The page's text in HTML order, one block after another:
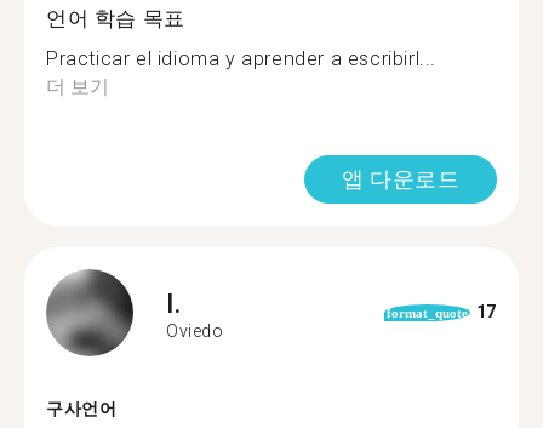
언어 학습 목표
Practicar el idioma y aprender a escribirl...
더 보기
앱 다운로드
I.
Oviedo
format_quote 17
구사언어